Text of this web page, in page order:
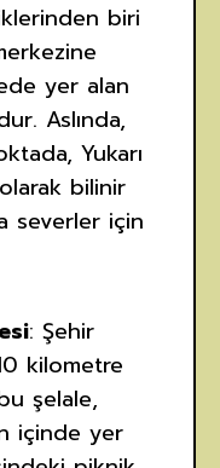
biri
yer alan
Aslında,
Yukarı
bilinir
severler için
: Şehir
kilometre
şelale,
içinde yer